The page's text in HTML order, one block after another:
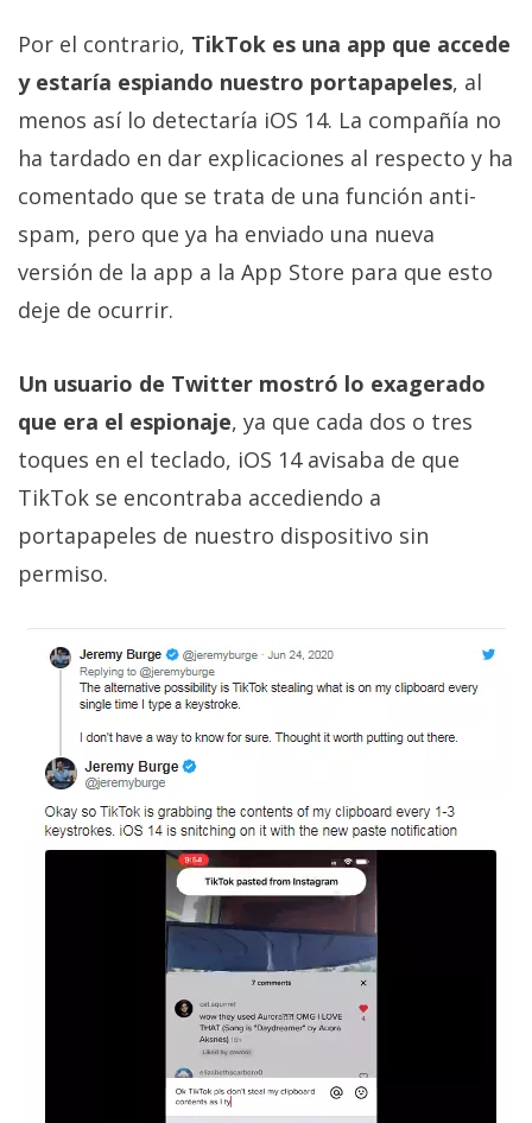
El Grupo
Informático
(CC) 2006-
2026.
derechos
reservados
Por el contrario, TikTok es una app que accede
y estaría espiando nuestro portapapeles, al
menos así lo detectaría iOS 14. La compañía no
ha tardado en dar explicaciones al respecto y ha
comentado que se trata de una función anti-
spam, pero que ya ha enviado una nueva
versión de la app a la App Store para que esto
deje de ocurrir.
Un usuario de Twitter mostró lo exagerado
que era el espionaje, ya que cada dos o tres
toques en el teclado, iOS 14 avisaba de que
TikTok se encontraba accediendo a
portapapeles de nuestro dispositivo sin
permiso.